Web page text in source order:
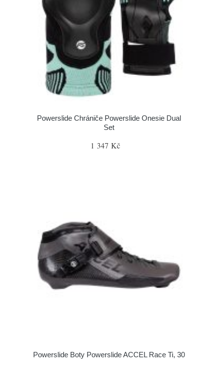
Powerslide Chrániče Powerslide Onesie Dual
Set
1 347 Kč
Powerslide Boty Powerslide ACCEL Race Ti, 30